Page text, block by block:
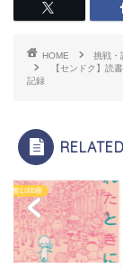
HOME
挑戦・
【センドク】読
記録
読書1,000冊